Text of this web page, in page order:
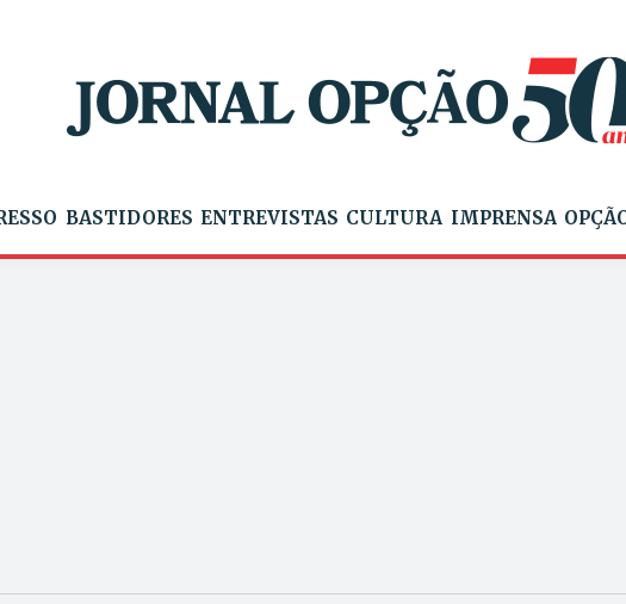
BASTIDORES ENTREVISTAS CULTURA IMPRENSA